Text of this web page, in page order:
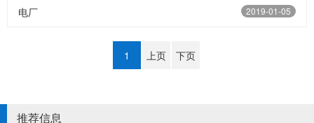
2019-01-05
电厂
1 上页 下页
推荐信息